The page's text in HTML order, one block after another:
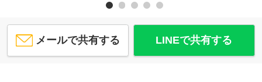
メールで共有する LINEで共有する